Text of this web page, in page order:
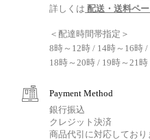
詳しくは 配送・送料ペ
＜配達時間帯指定＞
8時～12時 / 14時～16時
18時～20時 / 19時～21時
Payment Method
銀行振込
クレジット決済
商品代引に対応しており